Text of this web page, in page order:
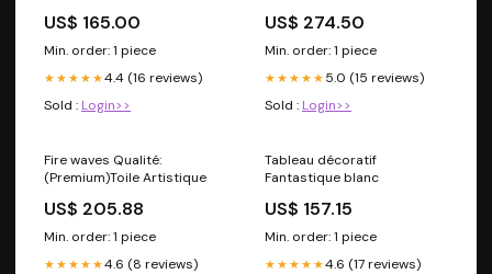
US$ 165.00
Min. order: 1 piece
★★★★★4.4 (16 reviews)
Sold : Login>>
US$ 274.50
Min. order: 1 piece
★★★★★ 5.0 (15 reviews)
Sold : Login>>
Fire waves Qualité:
(Premium)Toile Artistique
US$ 205.88
Min. order: 1 piece
★★★★★4.6 (8 reviews)
Tableau décoratif
Fantastique blanc
US$ 157.15
Min. order: 1 piece
★★★★★4.6 (17 reviews)